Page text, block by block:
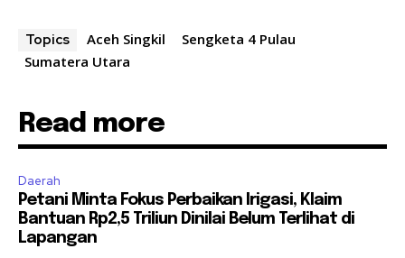
Topics Aceh Singkil
Sengketa 4 Pulau
Sumatera Utara
Read more
Daerah
Petani Minta Fokus Perbaikan Irigasi, Klaim
Bantuan Rp2,5 Triliun Dinilai Belum Terlihat di
Lapangan